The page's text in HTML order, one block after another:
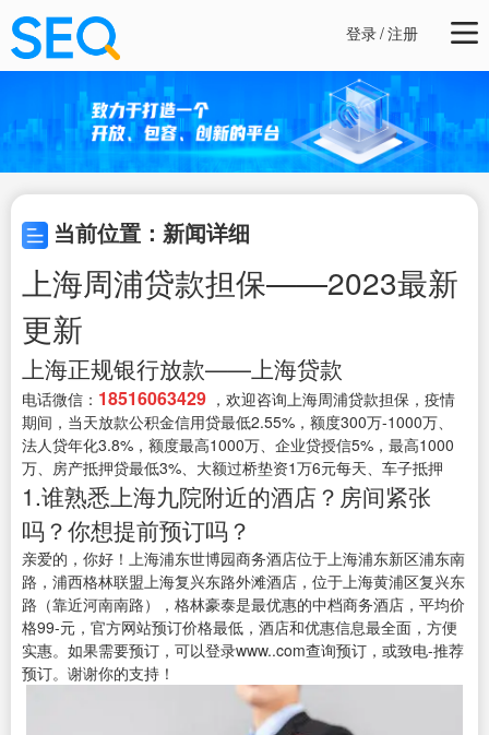
登录/注册
当前位置：新闻详细
上海周浦贷款担保——2023最新
更新
上海正规银行放款——上海贷款
电话微信： 18516063429 ，欢迎咨询上海周浦贷款担保，疫情
期间，当天放款公积金信用贷最低2.55%，额度300万-1000万、
法人贷年化3.8%，额度最高1000万、企业贷授信5%，最高1000
万、房产抵押贷最低3%、大额过桥垫资1万6元每天、车子抵押
1.谁熟悉上海九院附近的酒店？房间紧张
吗？你想提前预订吗？
亲爱的，你好！上海浦东世博园商务酒店位于上海浦东新区浦东南
路，浦西格林联盟上海复兴东路外滩酒店，位于上海黄浦区复兴东
路（靠近河南南路），格林豪泰是最优惠的中档商务酒店，平均价
格99-元，官方网站预订价格最低，酒店和优惠信息最全面，方便
实惠。如果需要预订，可以登录www..com查询预订，或致电-推荐
预订。谢谢你的支持！